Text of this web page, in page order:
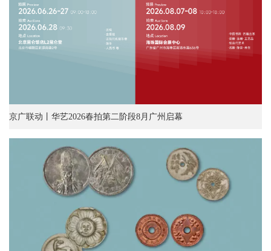
新闻中心
京广联动丨华艺2026春拍第二阶段8月广州启幕